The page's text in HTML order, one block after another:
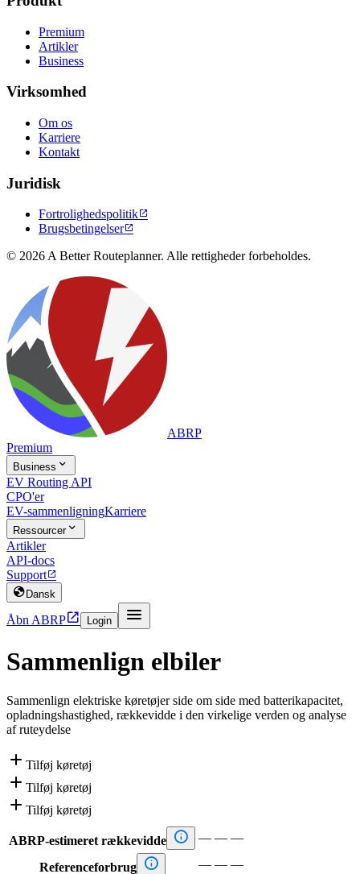
Premium
Artikler
Business
Virksomhed
Om os
Karriere
Kontakt
Juridisk
Fortrolighedspolitik
Brugsbetingelser
© 2026 A Better Routeplanner. Alle rettigheder forbeholdes.
ABRP
Premium
Business 
EV Routing API
CPO'er
EV-sammenligningKarriere
Ressourcer
Artikler
API-docs
Support
 Dansk
Åbn ABRP Login 
Sammenlign elbiler
Sammenlign elektriske køretøjer side om side med batterikapacitet,
opladningshastighed, rækkevidde i den virkelige verden og analyse
af ruteydelse
 Tilføj køretøj
 Tilføj køretøj
 Tilføj køretøj
ABRP-estimeret rækkevidde  — — —
Referenceforbrug  — — —